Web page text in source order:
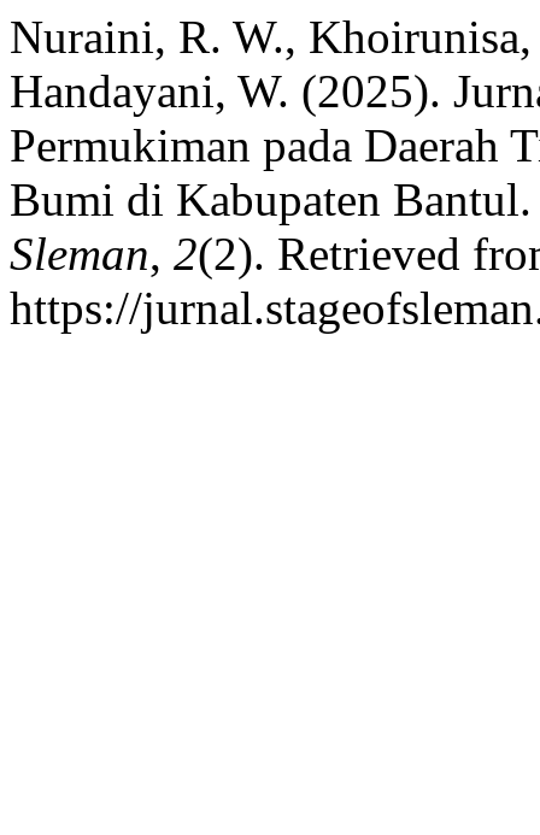
Nuraini, R. W.,
Handayani, W. (2025).
Permukiman pada Daerah
Bumi di Kabupaten
Sleman, 2(2). Retrieved
https://